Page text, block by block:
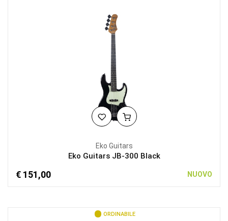
Eko Guitars
Eko Guitars JB-300 Black
€ 151,00 NUOVO
ORDINABILE